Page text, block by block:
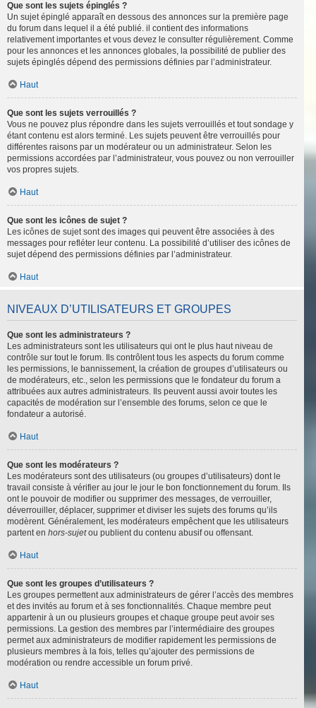
Que sont les sujets épinglés ?
Un sujet épinglé apparaît en dessous des annonces sur la première page
du forum dans lequel il a été publié. il contient des informations
relativement importantes et vous devez le consulter régulièrement. Comme
pour les annonces et les annonces globales, la possibilité de publier des
sujets épinglés dépend des permissions définies par l’administrateur.
Haut
Que sont les sujets verrouillés ?
Vous ne pouvez plus répondre dans les sujets verrouillés et tout sondage y
étant contenu est alors terminé. Les sujets peuvent être verrouillés pour
différentes raisons par un modérateur ou un administrateur. Selon les
permissions accordées par l’administrateur, vous pouvez ou non verrouiller
vos propres sujets.
Haut
Que sont les icônes de sujet ?
Les icônes de sujet sont des images qui peuvent être associées à des
messages pour refléter leur contenu. La possibilité d’utiliser des icônes de
sujet dépend des permissions définies par l’administrateur.
Haut
NIVEAUX D’UTILISATEURS ET GROUPES
Que sont les administrateurs ?
Les administrateurs sont les utilisateurs qui ont le plus haut niveau de
contrôle sur tout le forum. Ils contrôlent tous les aspects du forum comme
les permissions, le bannissement, la création de groupes d’utilisateurs ou
de modérateurs, etc., selon les permissions que le fondateur du forum a
attribuées aux autres administrateurs. Ils peuvent aussi avoir toutes les
capacités de modération sur l’ensemble des forums, selon ce que le
fondateur a autorisé.
Haut
Que sont les modérateurs ?
Les modérateurs sont des utilisateurs (ou groupes d’utilisateurs) dont le
travail consiste à vérifier au jour le jour le bon fonctionnement du forum. Ils
ont le pouvoir de modifier ou supprimer des messages, de verrouiller,
déverrouiller, déplacer, supprimer et diviser les sujets des forums qu’ils
modèrent. Généralement, les modérateurs empêchent que les utilisateurs
partent en hors-sujetou publient du contenu abusif ou offensant.
Haut
Que sont les groupes d’utilisateurs ?
Les groupes permettent aux administrateurs de gérer l’accès des membres
et des invités au forum et à ses fonctionnalités. Chaque membre peut
appartenir à un ou plusieurs groupes et chaque groupe peut avoir ses
permissions. La gestion des membres par l’intermédiaire des groupes
permet aux administrateurs de modifier rapidement les permissions de
plusieurs membres à la fois, telles qu’ajouter des permissions de
modération ou rendre accessible un forum privé.
Haut